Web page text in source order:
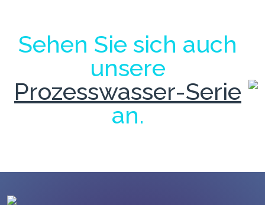
Sehen Sie sich auch
unsere
Prozesswasser-Serie
an.